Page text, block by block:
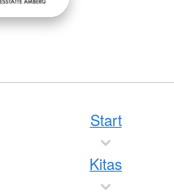
Start
Kitas